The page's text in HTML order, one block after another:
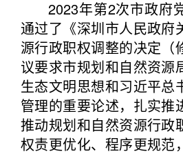
2023年第2次市政府
通过了《深圳市人民政府
源行政职权调整的决定（
议要求市规划和自然资源
生态文明思想和习近平总
管理的重要论述，扎实推
推动规划和自然资源行政
权责更优化、程序更规范